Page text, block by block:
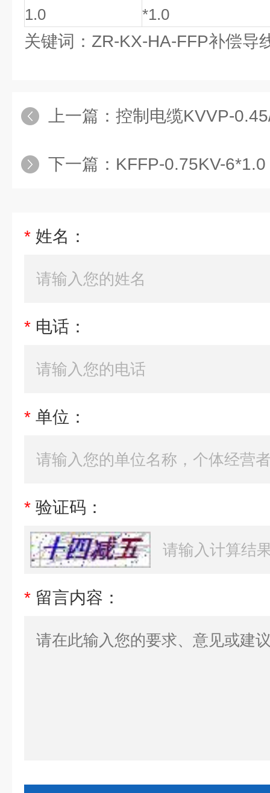
1.0
*1.0
关键词：ZR-KX-HA-FFP补偿导
上一篇： 控制电缆KVVP-0.45/
下一篇： KFFP-0.75KV-
* 姓名：
* 电话：
* 单位：
* 验证码：
* 留言内容：